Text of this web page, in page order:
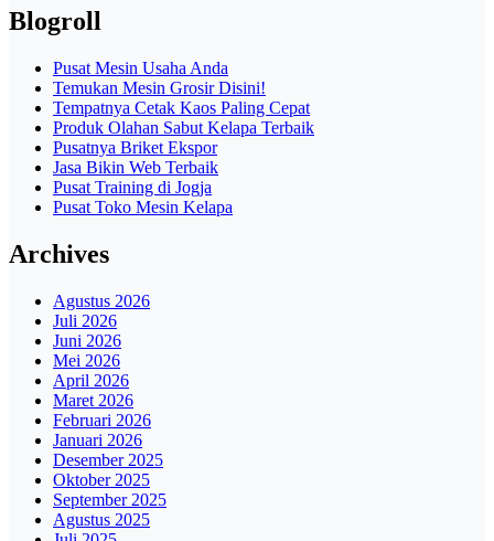
Blogroll
Pusat Mesin Usaha Anda
Temukan Mesin Grosir Disini!
Tempatnya Cetak Kaos Paling Cepat
Produk Olahan Sabut Kelapa Terbaik
Pusatnya Briket Ekspor
Jasa Bikin Web Terbaik
Pusat Training di Jogja
Pusat Toko Mesin Kelapa
Archives
Agustus 2026
Juli 2026
Juni 2026
Mei 2026
April 2026
Maret 2026
Februari 2026
Januari 2026
Desember 2025
Oktober 2025
September 2025
Agustus 2025